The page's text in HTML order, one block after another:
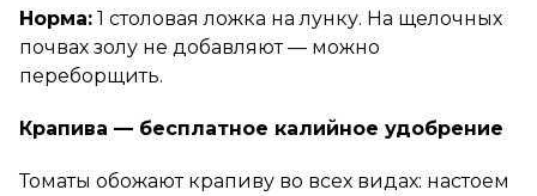
Норма: 1 столовая ложка на лунку. На щелочных
почвах золу не добавляют — можно
переборщить.
Крапива — бесплатное калийное удобрение
Томаты обожают крапиву во всех видах: настоем